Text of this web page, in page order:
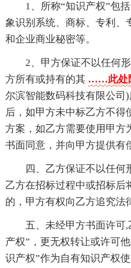
1、所称“知识产权”包
象识别系统、商标、专利、
和企业商业秘密等。
2、甲方保证不以任何
方所有或持有的其 ……此处
尔滨智能数码科技有限公司
后，如甲方未中标乙方不得
方案，如乙方需要使用甲方
书面同意，并向甲方提供有
四、乙方保证不以任何
乙方在招标过程中或招标后
的，甲方有权向乙方追究法
五、未经甲方书面许可
产权”，更无权转让或许可
识产权”作为自有知识产权使